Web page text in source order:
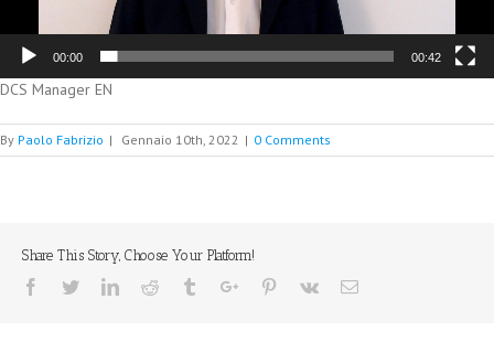
00:00 00:42
DCS Manager EN
By Paolo Fabrizio | Gennaio 10th, 2022 | 0 Comments
Share This Story, Choose Your Platform!
Facebook
TwitterLinkedinReddit TumblrGoogle+Pinterest
Vk Email